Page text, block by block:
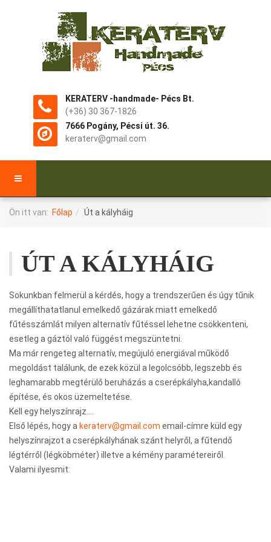
KERATERV -handmade- Pécs Bt.
(+36) 30 367-1826
7666 Pogány, Pécsi út. 36.
keraterv@gmail.com
Ön itt van: Főlap Út a kályháig
ÚT A KÁLYHÁIG
Sokunkban felmerül a kérdés, hogy a trendszerűen és úgy tűnik
megállíthatatlanul emelkedő gázárak miatt emelkedő
fűtésszámlát milyen alternatív fűtéssel lehetne csökkenteni,
esetleg a gáztól való függést megszüntetni.
Ma már rengeteg alternatív, megújuló energiával működő
megoldást találunk, de ezek közül a legolcsóbb, legszebb és
leghamarabb megtérülő beruházás a cserépkályha,kandalló
építése, és okos üzemeltetése.
Kell egy helyszínrajz….
Első lépés, hogy a keraterv@gmail.com email-címre küld egy
helyszínrajzot a cserépkályhának szánt helyről, a fűtendő
légtérről (légköbméter) illetve a kémény paramétereiről.
Valami ilyesmit: